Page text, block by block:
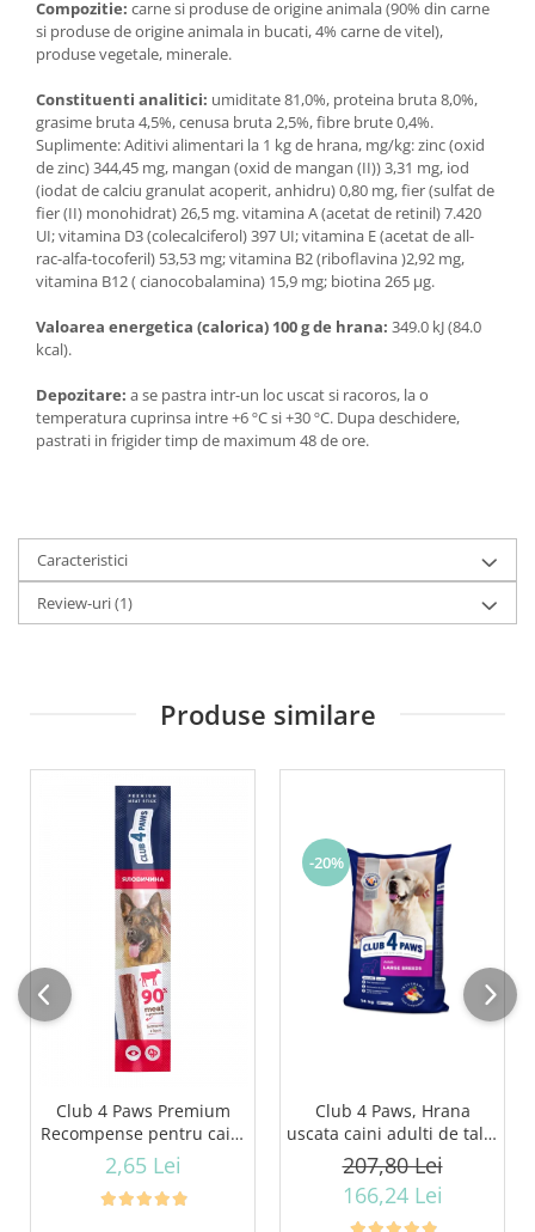
Compozitie: carne si produse de origine animala (90% din carne
si produse de origine animala in bucati, 4% carne de vitel),
produse vegetale, minerale.
Constituenti analitici: umiditate 81,0%, proteina bruta 8,0%,
grasime bruta 4,5%, сenusa bruta 2,5%, fibre brute 0,4%.
Suplimente: Aditivi alimentari la 1 kg de hrana, mg/kg: zinc (oxid
de zinc) 344,45 mg, mangan (oxid de mangan (II)) 3,31 mg, iod
(iodat de calciu granulat acoperit, anhidru) 0,80 mg, fier (sulfat de
fier (II) monohidrat) 26,5 mg. vitamina A (acetat de retinil) 7.420
UI; vitamina D3 (colecalciferol) 397 UI; vitamina E (acetat de all-
rac-alfa-tocoferil) 53,53 mg; vitamina B2 (riboflavina )2,92 mg,
vitamina B12 ( cianocobalamina) 15,9 mg; biotina 265 µg.
Valoarea energetica (calorica) 100 g de hrana: 349.0 kJ (84.0
kcal).
Depozitare: a se pastra intr-un loc uscat si racoros, la o
temperatura cuprinsa intre +6 ºС si +30 ºС. Dupa deschidere,
pastrati in frigider timp de maximum 48 de ore.
Caracteristici
Review-uri(1)
Produse similare
Club 4 Paws Premium
Recompense pentru caini
stick cu vita, 12g
2,65 Lei
-20%
Club 4 Paws, Hrana
uscata caini adulti de talie
mare, pui, 14kg
207,80 Lei
166,24 Lei